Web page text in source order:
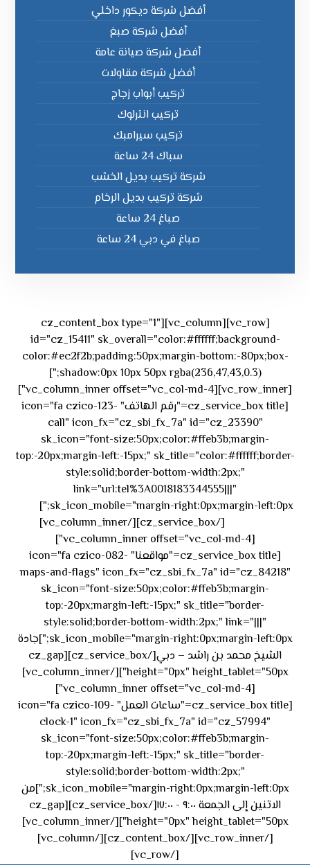
أفضل شركة ديكور داخلي
أفضل شركة صبغ
أفضل شركة صيانة عامة
أفضل شركة مقاولات
تركيب أبواب زجاج
تركيب انترلوك
تركيب سيرامبك
سباك 24 ساعة
شركة تركيب بديل الخشب
شركة تركيب بديل الرخام
صباغ 24 ساعة
صباغ في دبي 24 ساعة
[vc_row][vc_column][cz_content_box type="1"
id="cz_15411" sk_overall="color:#ffffff;background-
color:#ec2f2b;padding:50px;margin-bottom:-80px;box-
shadow:0px 10px 50px rgba(236,47,43,0.3);"]
[vc_row_inner][vc_column_inner offset="vc_col-md-4"]
[cz_service_box title="رقم الهاتف" icon="fa czico-123-
call" icon_fx="cz_sbi_fx_7a" id="cz_23390"
sk_icon="font-size:50px;color:#ffeb3b;margin-
top:-20px;margin-left:-15px;" sk_title="color:#ffffff;border-
style:solid;border-bottom-width:2px;"
link="url:tel%3A0018183344555|||"
sk_icon_mobile="margin-right:0px;margin-left:0px;"]
[/cz_service_box][/vc_column_inner]
[vc_column_inner offset="vc_col-md-4"]
[cz_service_box title="مواقعنا" icon="fa czico-082-
maps-and-flags" icon_fx="cz_sbi_fx_7a" id="cz_84218"
sk_icon="font-size:50px;color:#ffeb3b;margin-
top:-20px;margin-left:-15px;" sk_title="border-
style:solid;border-bottom-width:2px;" link="|||"
sk_icon_mobile="margin-right:0px;margin-left:0px;"]جادة
الشيخ محمد بن راشد – دبي[/cz_service_box][cz_gap
height="0px" height_tablet="50px"][/vc_column_inner]
[vc_column_inner offset="vc_col-md-4"]
[cz_service_box title="ساعات العمل" icon="fa czico-109-
clock-1" icon_fx="cz_sbi_fx_7a" id="cz_57994"
sk_icon="font-size:50px;color:#ffeb3b;margin-
top:-20px;margin-left:-15px;" sk_title="border-
style:solid;border-bottom-width:2px;"
sk_icon_mobile="margin-right:0px;margin-left:0px;"]من
الاثنين إلى الجمعة ٩:٠٠ - ١٧:٠٠[/cz_service_box][cz_gap
height="0px" height_tablet="50px"][/vc_column_inner]
[/vc_row_inner][/cz_content_box][/vc_column]
[/vc_row]